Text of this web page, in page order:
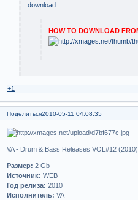
download
HOW TO DOWNLOAD
+1
Поделиться2010-05-11 04:08:35
VA - Drum & Bass Releases VOL#12
Размер: 2 Gb
Источник: WEB
Год релиза: 2010
Исполнитель: VA